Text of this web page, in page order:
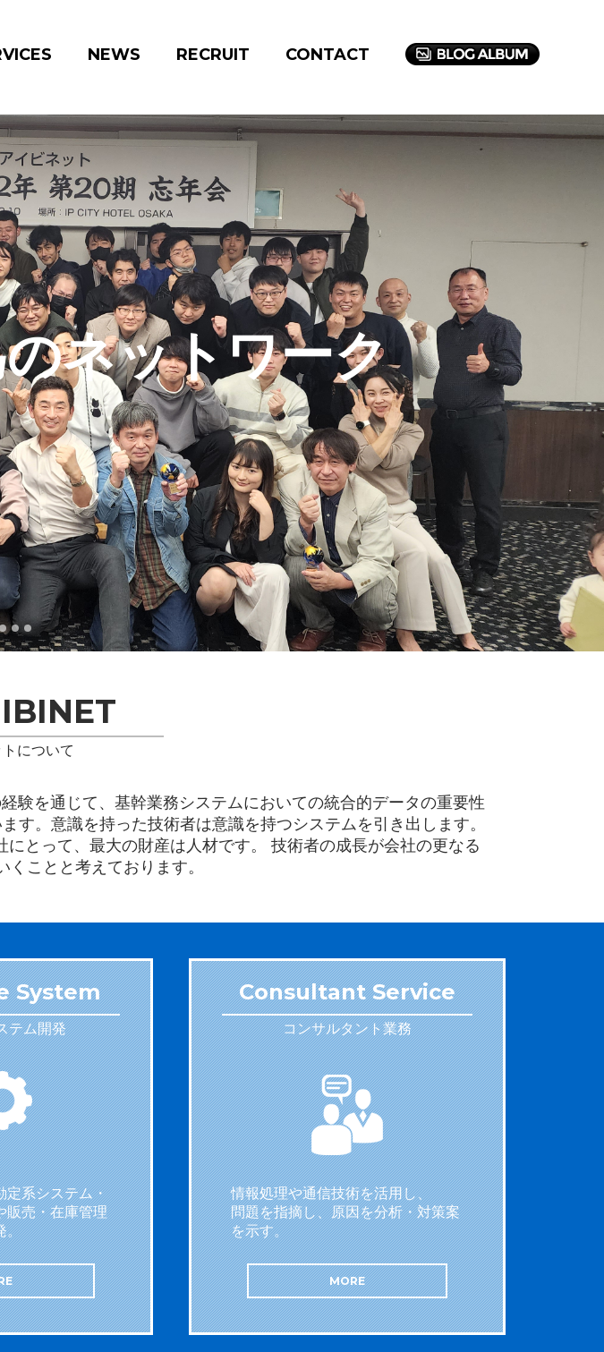
NEWS RECRUIT CONTACT
ネットワーク
について
を通じて、基幹業務システムにおいての統合的データの重要性
。意識を持った技術者は意識を持つシステムを引き出します。
とって、最大の財産は人材です。 技術者の成長が会社の更なる
ことと考えております。
System
テム開発
定系システム・
販売・在庫管理
。
Consultant Service
コンサルタント業務
情報処理や通信技術を活用し、
問題を指摘し、原因を分析・対策案
を示す。
MORE